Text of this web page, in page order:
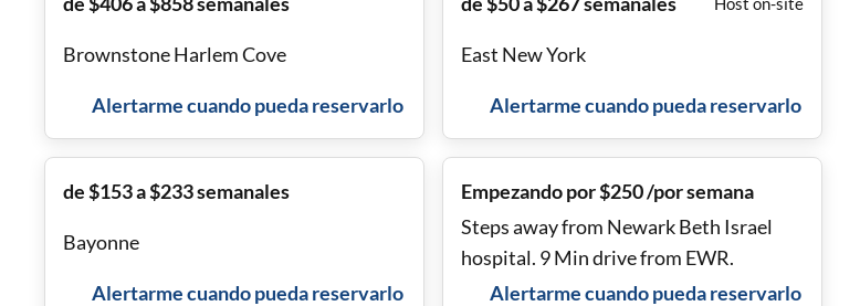
Brownstone Harlem Cove
Alertarme cuando pueda reservarlo
East New York
Alertarme cuando pueda reservarlo
de $153 a $233 semanales
Bayonne
Alertarme cuando pueda reservarlo
Empezando por $250 /por semana
Steps away from Newark Beth Israel
hospital. 9 Min drive from EWR.
Alertarme cuando pueda reservarlo